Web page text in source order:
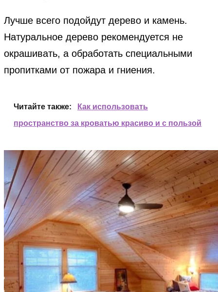
Лучше всего подойдут дерево и камень.
Натуральное дерево рекомендуется не
окрашивать, а обработать специальными
пропитками от пожара и гниения.
Читайте также:
Как использовать
пространство за кроватью красиво и с пользой